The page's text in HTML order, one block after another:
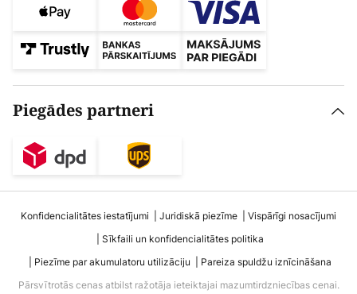
Piegādes partneri
Konfidencialitātes iestatījumi Juridiskā piezīme
Vispārīgi nosacījumi
Sīkfaili un konfidencialitātes politika
Piezīme par akumulatoru utilizāciju
Pareiza spuldžu iznīcināšana
Pārsvītrotās cenas atbilst ražotāja ieteiktajai mazumtirdzniecības cenai.